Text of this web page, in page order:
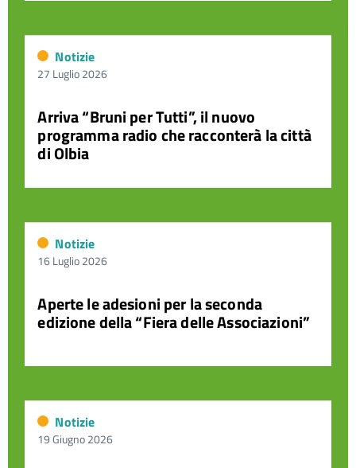
Notizie
27 Luglio 2026
Arriva “Bruni per Tutti”, il nuovo
programma radio che racconterà la città
di Olbia
Notizie
16 Luglio 2026
Aperte le adesioni per la seconda
edizione della “Fiera delle Associazioni”
Notizie
19 Giugno 2026